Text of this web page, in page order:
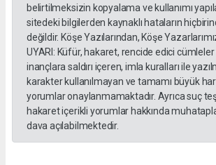
belirtilmeksizin kopyalama ve kullanımı
sitedeki bilgilerden kaynaklı hataların
değildir. Köşe Yazılarından, Köşe
UYARI: Küfür, hakaret, rencide edici
inançlara saldırı içeren, imla kuralları ile
karakter kullanılmayan ve tamamı büyük
yorumlar onaylanmamaktadır. Ayrıca suç
hakaret içerikli yorumlar hakkında
dava açılabilmektedir.